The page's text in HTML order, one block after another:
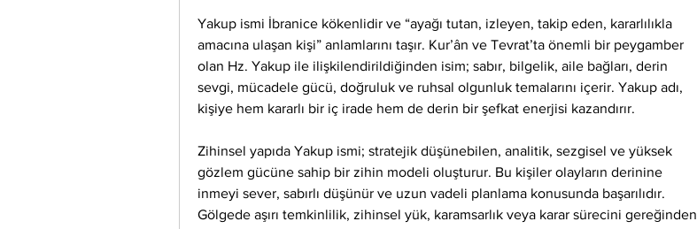
Yakup ismi İbranice kökenlidir ve “ayağı tutan, izleyen, takip eden, kararlılıkla
amacına ulaşan kişi” anlamlarını taşır. Kur’ân ve Tevrat’ta önemli bir peygamber
olan Hz. Yakup ile ilişkilendirildiğinden isim; sabır, bilgelik, aile bağları, derin
sevgi, mücadele gücü, doğruluk ve ruhsal olgunluk temalarını içerir. Yakup adı,
kişiye hem kararlı bir iç irade hem de derin bir şefkat enerjisi kazandırır.
Zihinsel yapıda Yakup ismi; stratejik düşünebilen, analitik, sezgisel ve yüksek
gözlem gücüne sahip bir zihin modeli oluşturur. Bu kişiler olayların derinine
inmeyi sever, sabırlı düşünür ve uzun vadeli planlama konusunda başarılıdır.
Gölgede aşırı temkinlilik, zihinsel yük, karamsarlık veya karar sürecini gereğinden